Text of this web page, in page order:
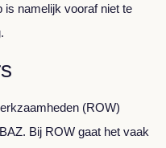
is namelijk vooraf niet te
(ROW)
Bij ROW gaat het vaak